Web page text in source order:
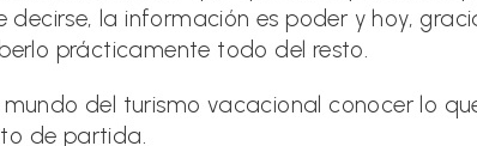
la información es poder y hoy,
prácticamente todo del resto.
del turismo vacacional conocer lo
de partida.